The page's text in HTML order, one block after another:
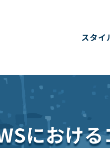
スタイ
におけ